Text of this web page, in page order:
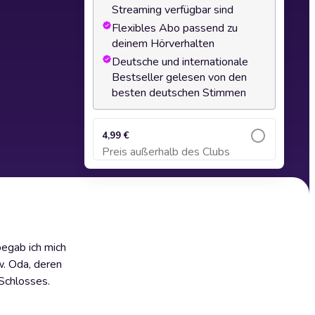
ich mich
Oda, deren
Streaming verfügbar sind
Flexibles Abo passend zu
deinem Hörverhalten
Deutsche und internationale
Bestseller gelesen von den
besten deutschen Stimmen
4,99 €
Preis außerhalb des Clubs
Zum Warenkorb hinzufügen